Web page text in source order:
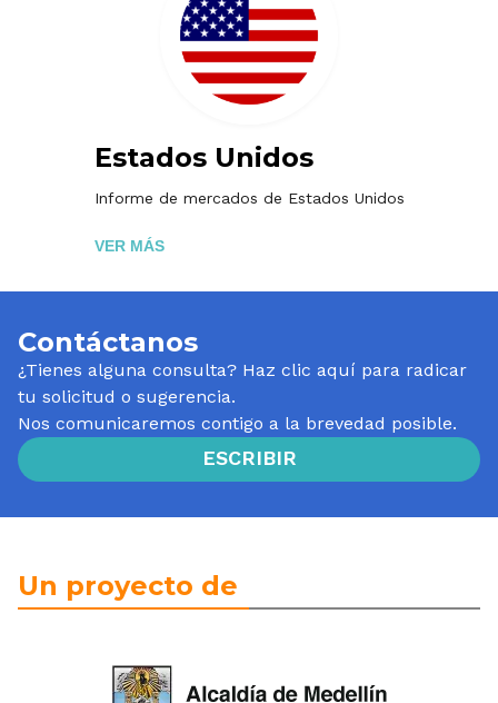
Estados Unidos
Informe de mercados de Estados Unidos
VER MÁS
Contáctanos
¿Tienes alguna consulta? Haz clic aquí para radicar
tu solicitud o sugerencia.
Nos comunicaremos contigo a la brevedad posible.
ESCRIBIR
Un proyecto de